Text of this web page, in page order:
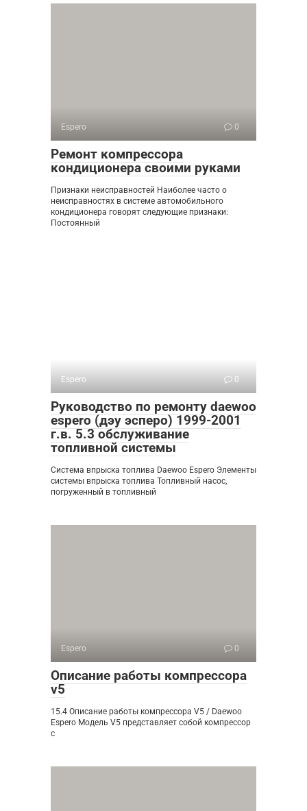
Espero 0
Ремонт компрессора
кондиционера своими руками
Признаки неисправностей Наиболее часто о
неисправностях в системе автомобильного
кондиционера говорят следующие признаки:
Постоянный
Espero 0
Руководство по ремонту daewoo
espero (дэу эсперо) 1999-2001
г.в. 5.3 обслуживание
топливной системы
Система впрыска топлива Daewoo Espero Элементы
системы впрыска топлива Топливный насос,
погруженный в топливный
Espero 0
Описание работы компрессора
v5
15.4 Описание работы компрессора V5 / Daewoo
Espero Модель V5 представляет собой компрессор
с